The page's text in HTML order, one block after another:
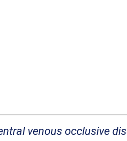
venous occlusive